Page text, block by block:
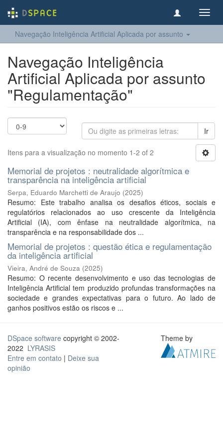
Navegação Inteligência Artificial Aplicada por assunto
Navegação Inteligência
Artificial Aplicada por assunto
"Regulamentação"
Ir
Itens para a visualização no momento 1-2 of 2
Memorial de projetos : neutralidade algorítmica e
transparência na inteligência artificial
Serpa, Eduardo Marchetti de Araujo (2025)
Resumo: Este trabalho analisa os desafios éticos, sociais e
regulatórios relacionados ao uso crescente da Inteligência
Artificial (IA), com ênfase na neutralidade algorítmica, na
transparência e na responsabilidade dos ...
Memorial de projetos : questão ética e regulamentação
da inteligência artificial
Vieira, André de Souza (2025)
Resumo: O recente desenvolvimento e uso das tecnologias de
Inteligência Artificial tem produzido profundas transformações na
sociedade e grandes expectativas para o futuro. Ao lado de
ganhos positivos estão os riscos e ...
DSpace software copyright © 2002-
2022 LYRASIS
Entre em contato | Deixe sua
opinião
Theme by